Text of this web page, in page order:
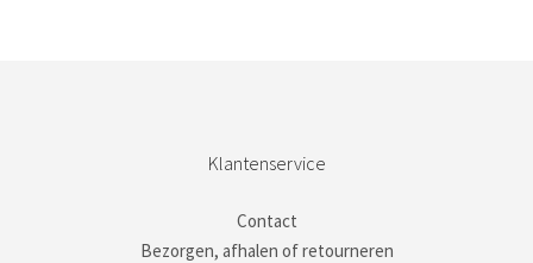
Klantenservice
Contact
Bezorgen, afhalen of retourneren